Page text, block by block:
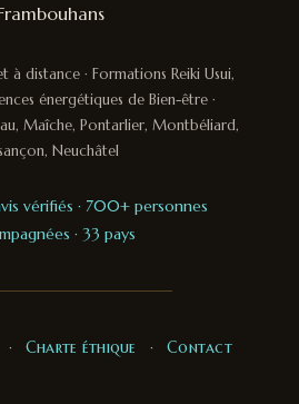
à distance · Formations Reiki Usui,
énergétiques de Bien-être ·
Maîche, Pontarlier, Montbéliard,
Neuchâtel
vérifiés · 700+ personnes
· 33 pays
· Charte éthique · Contact